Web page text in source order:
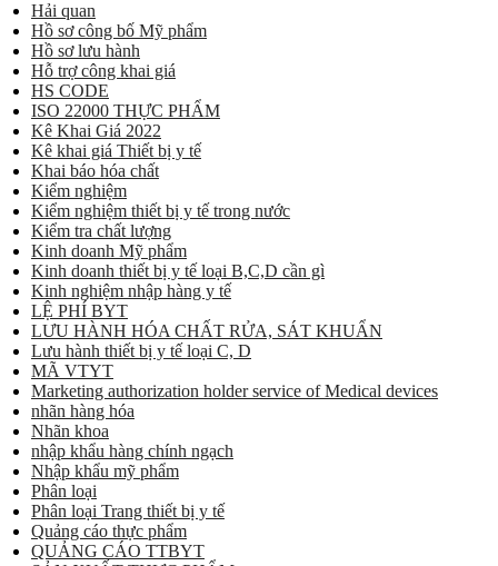
Hải quan
Hồ sơ công bố Mỹ phẩm
Hồ sơ lưu hành
Hỗ trợ công khai giá
HS CODE
ISO 22000 THỰC PHẨM
Kê Khai Giá 2022
Kê khai giá Thiết bị y tế
Khai báo hóa chất
Kiểm nghiệm
Kiểm nghiệm thiết bị y tế trong nước
Kiểm tra chất lượng
Kinh doanh Mỹ phẩm
Kinh doanh thiết bị y tế loại B,C,D cần gì
Kinh nghiệm nhập hàng y tế
LỆ PHÍ BYT
LƯU HÀNH HÓA CHẤT RỬA, SÁT KHUẨN
Lưu hành thiết bị y tế loại C, D
MÃ VTYT
Marketing authorization holder service of Medical devices
nhãn hàng hóa
Nhãn khoa
nhập khẩu hàng chính ngạch
Nhập khẩu mỹ phẩm
Phân loại
Phân loại Trang thiết bị y tế
Quảng cáo thực phẩm
QUẢNG CÁO TTBYT